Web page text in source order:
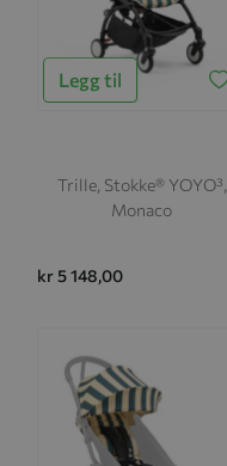
Legg til
Trille, Stokke® YOYO³,
Monaco
kr 5 148,00